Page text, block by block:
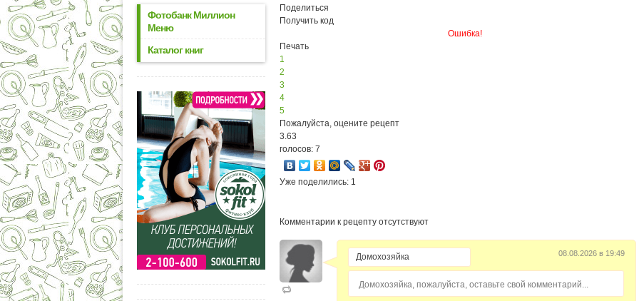
Фотобанк Миллион
Меню
Каталог книг
Поделиться
Получить код
Ошибка!
Печать
1
2
3
4
5
Пожалуйста, оцените рецепт
3.63
голосов: 7
Уже поделились: 1
Комментарии к рецепту отсутствуют
08.08.2026 в 19:49
Домохозяйка, пожалуйста, оставьте свой комментарий...